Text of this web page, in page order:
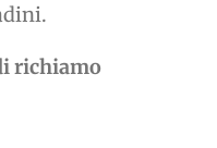
richiamo